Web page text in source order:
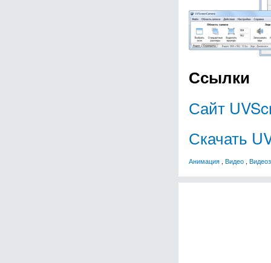
Ссылки
Сайт
Скачать
Анимация , Видео ,